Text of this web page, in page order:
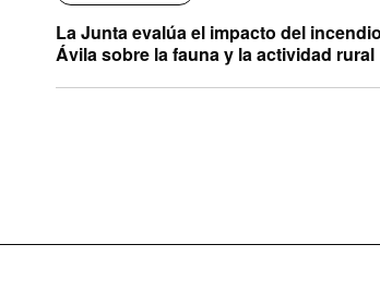
La Junta evalúa el impacto del
Ávila sobre la fauna y la actividad rural